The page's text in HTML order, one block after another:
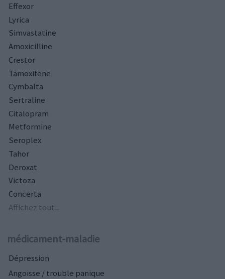
Effexor
Lyrica
Simvastatine
Amoxicilline
Crestor
Tamoxifene
Cymbalta
Sertraline
Citalopram
Metformine
Seroplex
Tahor
Deroxat
Victoza
Concerta
Affichez tout...
médicament-maladie
Dépression
Angoisse / trouble panique